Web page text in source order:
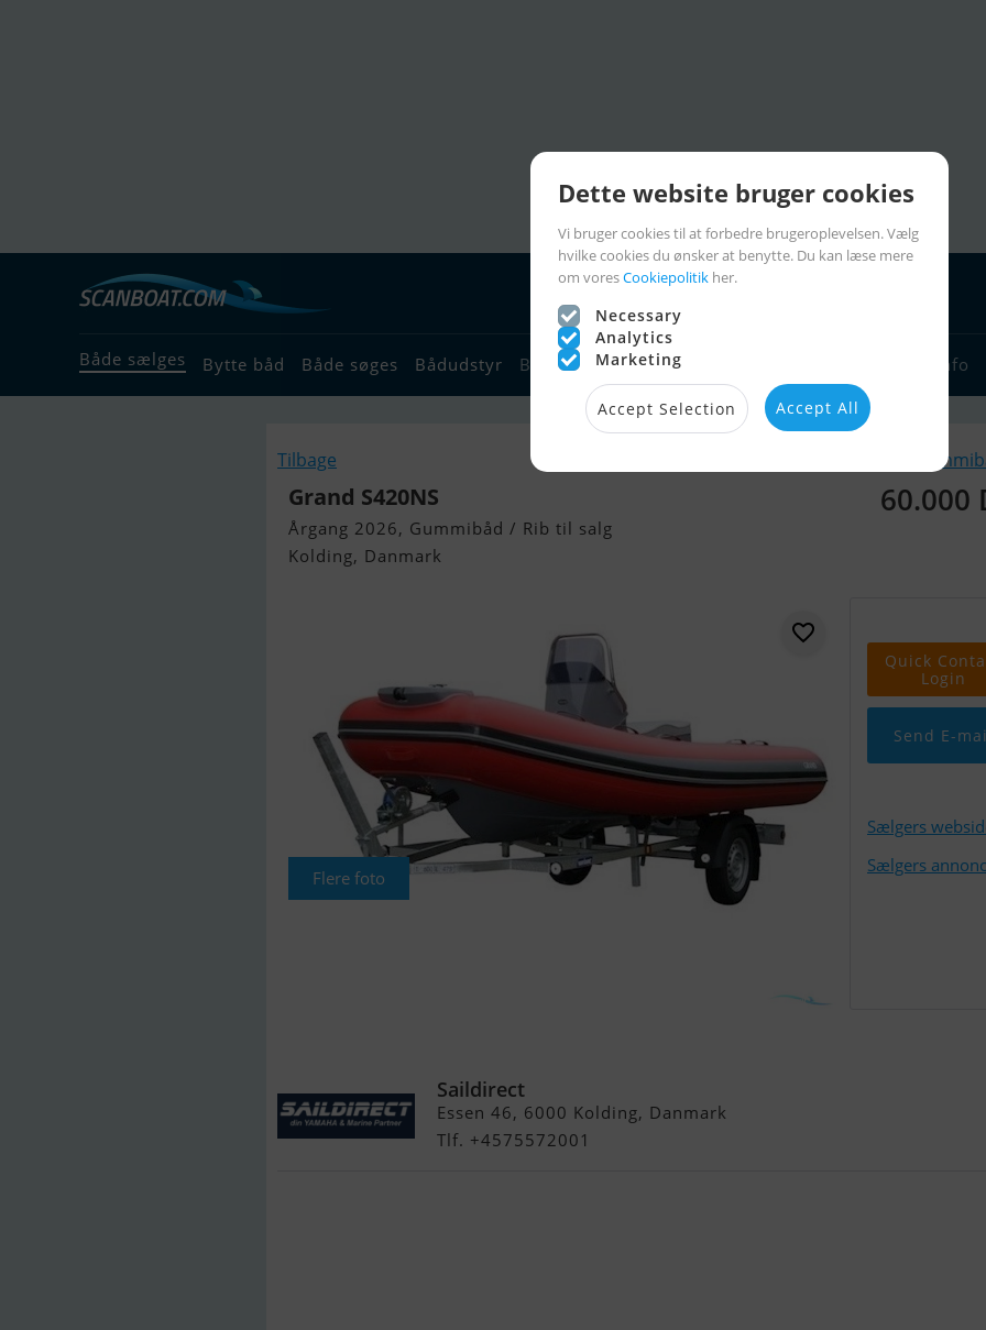
Både sælges Bytte båd Både søges Bådudstyr Bådforhandlere Sejlerlinks Sejlerinfo
Tilbage Lignende
Grand S420NS
Årgang 2026, Gummibåd / Rib til salg
Kolding, Danmark
60.000
Flere foto
Quick
Login
Send E-
Sælgers
Sælgers
Saildirect
Essen 46, 6000 Kolding, Danmark
Tlf. +4575572001
Dette website bruger cookies
Vi bruger cookies til at forbedre brugeroplevelsen. Vælg
hvilke cookies du ønsker at benytte. Du kan læse mere
om voresCookiepolitik her.
Necessary
Analytics
Marketing
Accept Selection Accept All